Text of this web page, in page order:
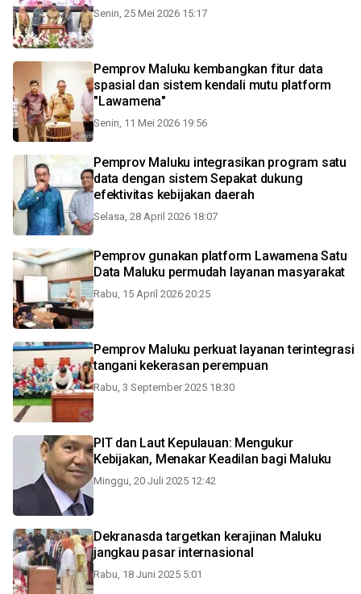
Senin, 25 Mei 2026 15:17
Pemprov Maluku kembangkan fitur data
spasial dan sistem kendali mutu platform
"Lawamena"
Senin, 11 Mei 2026 19:56
Pemprov Maluku integrasikan program satu
data dengan sistem Sepakat dukung
efektivitas kebijakan daerah
Selasa, 28 April 2026 18:07
Pemprov gunakan platform Lawamena Satu
Data Maluku permudah layanan masyarakat
Rabu, 15 April 2026 20:25
Pemprov Maluku perkuat layanan terintegrasi
tangani kekerasan perempuan
Rabu, 3 September 2025 18:30
PIT dan Laut Kepulauan: Mengukur
Kebijakan, Menakar Keadilan bagi Maluku
Minggu, 20 Juli 2025 12:42
Dekranasda targetkan kerajinan Maluku
jangkau pasar internasional
Rabu, 18 Juni 2025 5:01